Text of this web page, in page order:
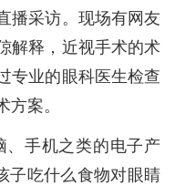
播采访。现场有网友
解释，近视手术的术
专业的眼科医生检查
案。
、手机之类的电子产
子吃什么食物对眼睛